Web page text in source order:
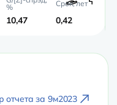
10,47 0,42
отчета за 9м2023